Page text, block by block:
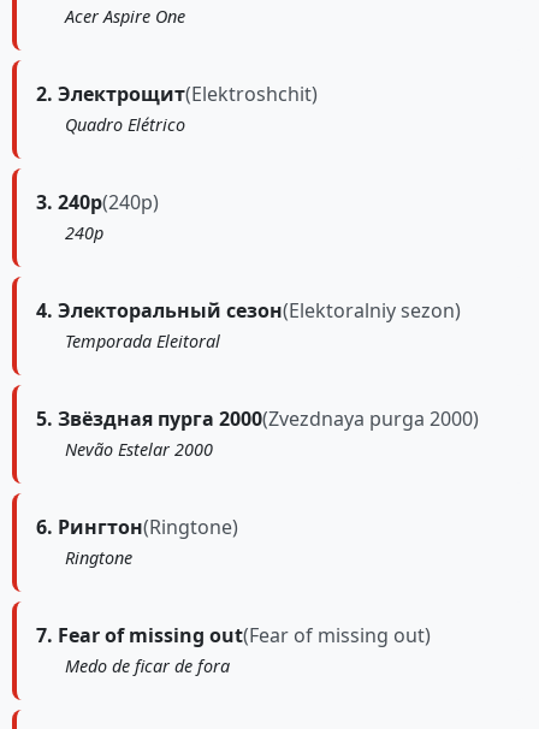
Acer Aspire One
2. Электрощит(Elektroshchit)
Quadro Elétrico
3. 240p(240p)
240p
4. Электоральный сезон(Elektoralniy sezon)
Temporada Eleitoral
5. Звёздная пурга 2000(Zvezdnaya purga 2000)
Nevão Estelar 2000
6. Рингтон(Ringtone)
Ringtone
7. Fear of missing out(Fear of missing out)
Medo de ficar de fora